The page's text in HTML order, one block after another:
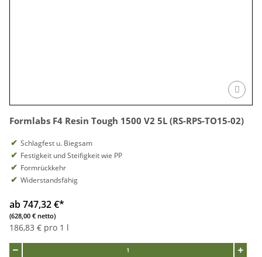
Formlabs F4 Resin Tough 1500 V2 5L (RS-RPS-TO15-02)
Schlagfest u. Biegsam
Festigkeit und Steifigkeit wie PP
Formrückkehr
Widerstandsfähig
ab 747,32 €*
(628,00 € netto)
186,83 € pro 1 l